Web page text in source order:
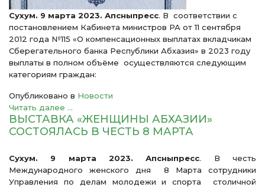
Сухум. 9 марта 2023. Апсныпресс. В соответствии с
постановлением Кабинета министров РА от 11 сентября
2012 года №115 «О компенсационных выплатах вкладчикам
Сберегательного банка Республики Абхазия» в 2023 году
выплаты в полном объёме осуществляются следующим
категориям граждан:
Опубликовано в Новости
Читать далее ...
ВЫСТАВКА «ЖЕНЩИНЫ АБХАЗИИ»
СОСТОЯЛАСЬ В ЧЕСТЬ 8 МАРТА
Сухум. 9 марта 2023. Апсныпресс. В честь
Международного женского дня 8 Марта сотрудники
Управления по делам молодежи и спорта столичной